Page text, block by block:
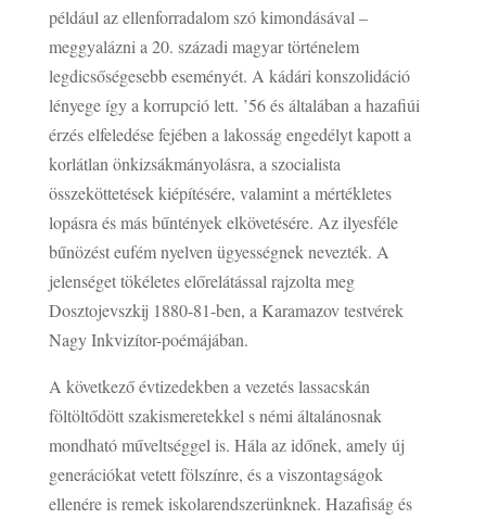
például az ellenforradalom szó kimondásával –
meggyalázni a 20. századi magyar történelem
legdicsőségesebb eseményét. A kádári konszolidáció
lényege így a korrupció lett. ’56 és általában a hazafiúi
érzés elfeledése fejében a lakosság engedélyt kapott a
korlátlan önkizsákmányolásra, a szocialista
összeköttetések kiépítésére, valamint a mértékletes
lopásra és más bűntények elkövetésére. Az ilyesféle
bűnözést eufém nyelven ügyességnek nevezték. A
jelenséget tökéletes előrelátással rajzolta meg
Dosztojevszkij 1880-81-ben, a Karamazov testvérek
Nagy Inkvizítor-poémájában.
A következő évtizedekben a vezetés lassacskán
föltöltődött szakismeretekkel s némi általánosnak
mondható műveltséggel is. Hála az időnek, amely új
generációkat vetett fölszínre, és a viszontagságok
ellenére is remek iskolarendszerünknek. Hazafiság és